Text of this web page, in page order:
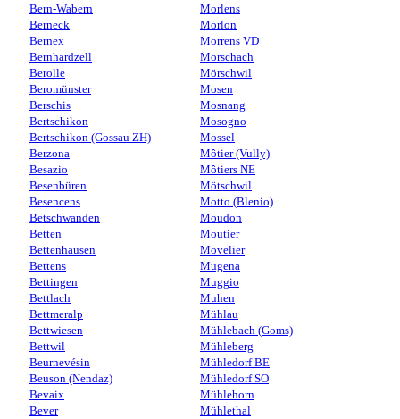
Bern-Wabern
Berneck
Bernex
Bernhardzell
Berolle
Beromünster
Berschis
Bertschikon
Bertschikon (Gossau ZH)
Berzona
Besazio
Besenbüren
Besencens
Betschwanden
Betten
Bettenhausen
Bettens
Bettingen
Bettlach
Bettmeralp
Bettwiesen
Bettwil
Beurnevésin
Beuson (Nendaz)
Bevaix
Bever
Morlens
Morlon
Morrens VD
Morschach
Mörschwil
Mosen
Mosnang
Mosogno
Mossel
Môtier (Vully)
Môtiers NE
Mötschwil
Motto (Blenio)
Moudon
Moutier
Movelier
Mugena
Muggio
Muhen
Mühlau
Mühlebach (Goms)
Mühleberg
Mühledorf BE
Mühledorf SO
Mühlehorn
Mühlethal